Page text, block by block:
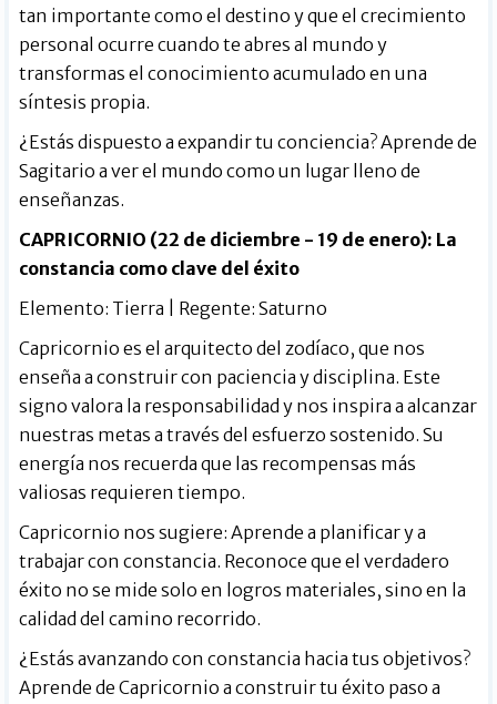
tan importante como el destino y que el crecimiento
personal ocurre cuando te abres al mundo y
transformas el conocimiento acumulado en una
síntesis propia.
¿Estás dispuesto a expandir tu conciencia? Aprende de
Sagitario a ver el mundo como un lugar lleno de
enseñanzas.
CAPRICORNIO (22 de diciembre - 19 de enero): La
constancia como clave del éxito
Elemento: Tierra | Regente: Saturno
Capricornio es el arquitecto del zodíaco, que nos
enseña a construir con paciencia y disciplina. Este
signo valora la responsabilidad y nos inspira a alcanzar
nuestras metas a través del esfuerzo sostenido. Su
energía nos recuerda que las recompensas más
valiosas requieren tiempo.
Capricornio nos sugiere: Aprende a planificar y a
trabajar con constancia. Reconoce que el verdadero
éxito no se mide solo en logros materiales, sino en la
calidad del camino recorrido.
¿Estás avanzando con constancia hacia tus objetivos?
Aprende de Capricornio a construir tu éxito paso a